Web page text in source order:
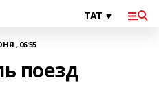
, 06:55
поезд